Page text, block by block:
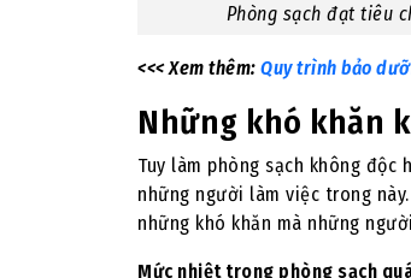
Phòng sạch đạt tiêu
<<< Xem thêm: Quy trình bảo
Những khó khăn
Tuy làm phòng sạch không
những người làm việc trong
những khó khăn mà những
Mức nhiệt trong phòng sạch